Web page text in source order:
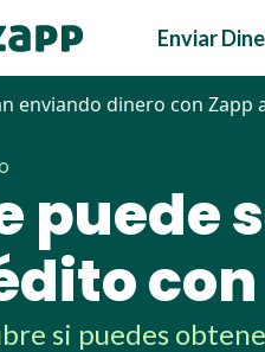
Enviar
enviando dinero con Zapp
>>¿Se puede sacar una
puede
con
si puedes